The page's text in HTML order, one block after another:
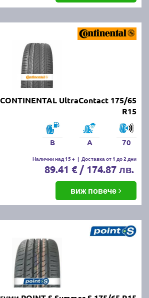
UltraContact 175/65
R15
B A 70
Налични над 15 + | Доставка от 1 до 2 дни
89.41 € / 174.87 лв.
виж повече